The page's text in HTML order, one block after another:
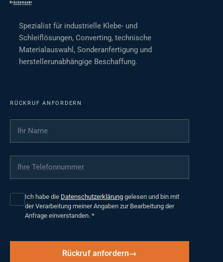
Spezialist für industrielle Klebe- und
Schleiflösungen, Converting, technische
Materialauswahl, Sonderanfertigung und
herstellerunabhängige Beschaffung.
RÜCKRUF ANFORDERN
Ihr Name
Ihre Telefonnummer
Ich habe die Datenschutzerklärung gelesen und bin mit
der Verarbeitung meiner Angaben zur Bearbeitung der
Anfrage einverstanden. *
Rückruf anfordern